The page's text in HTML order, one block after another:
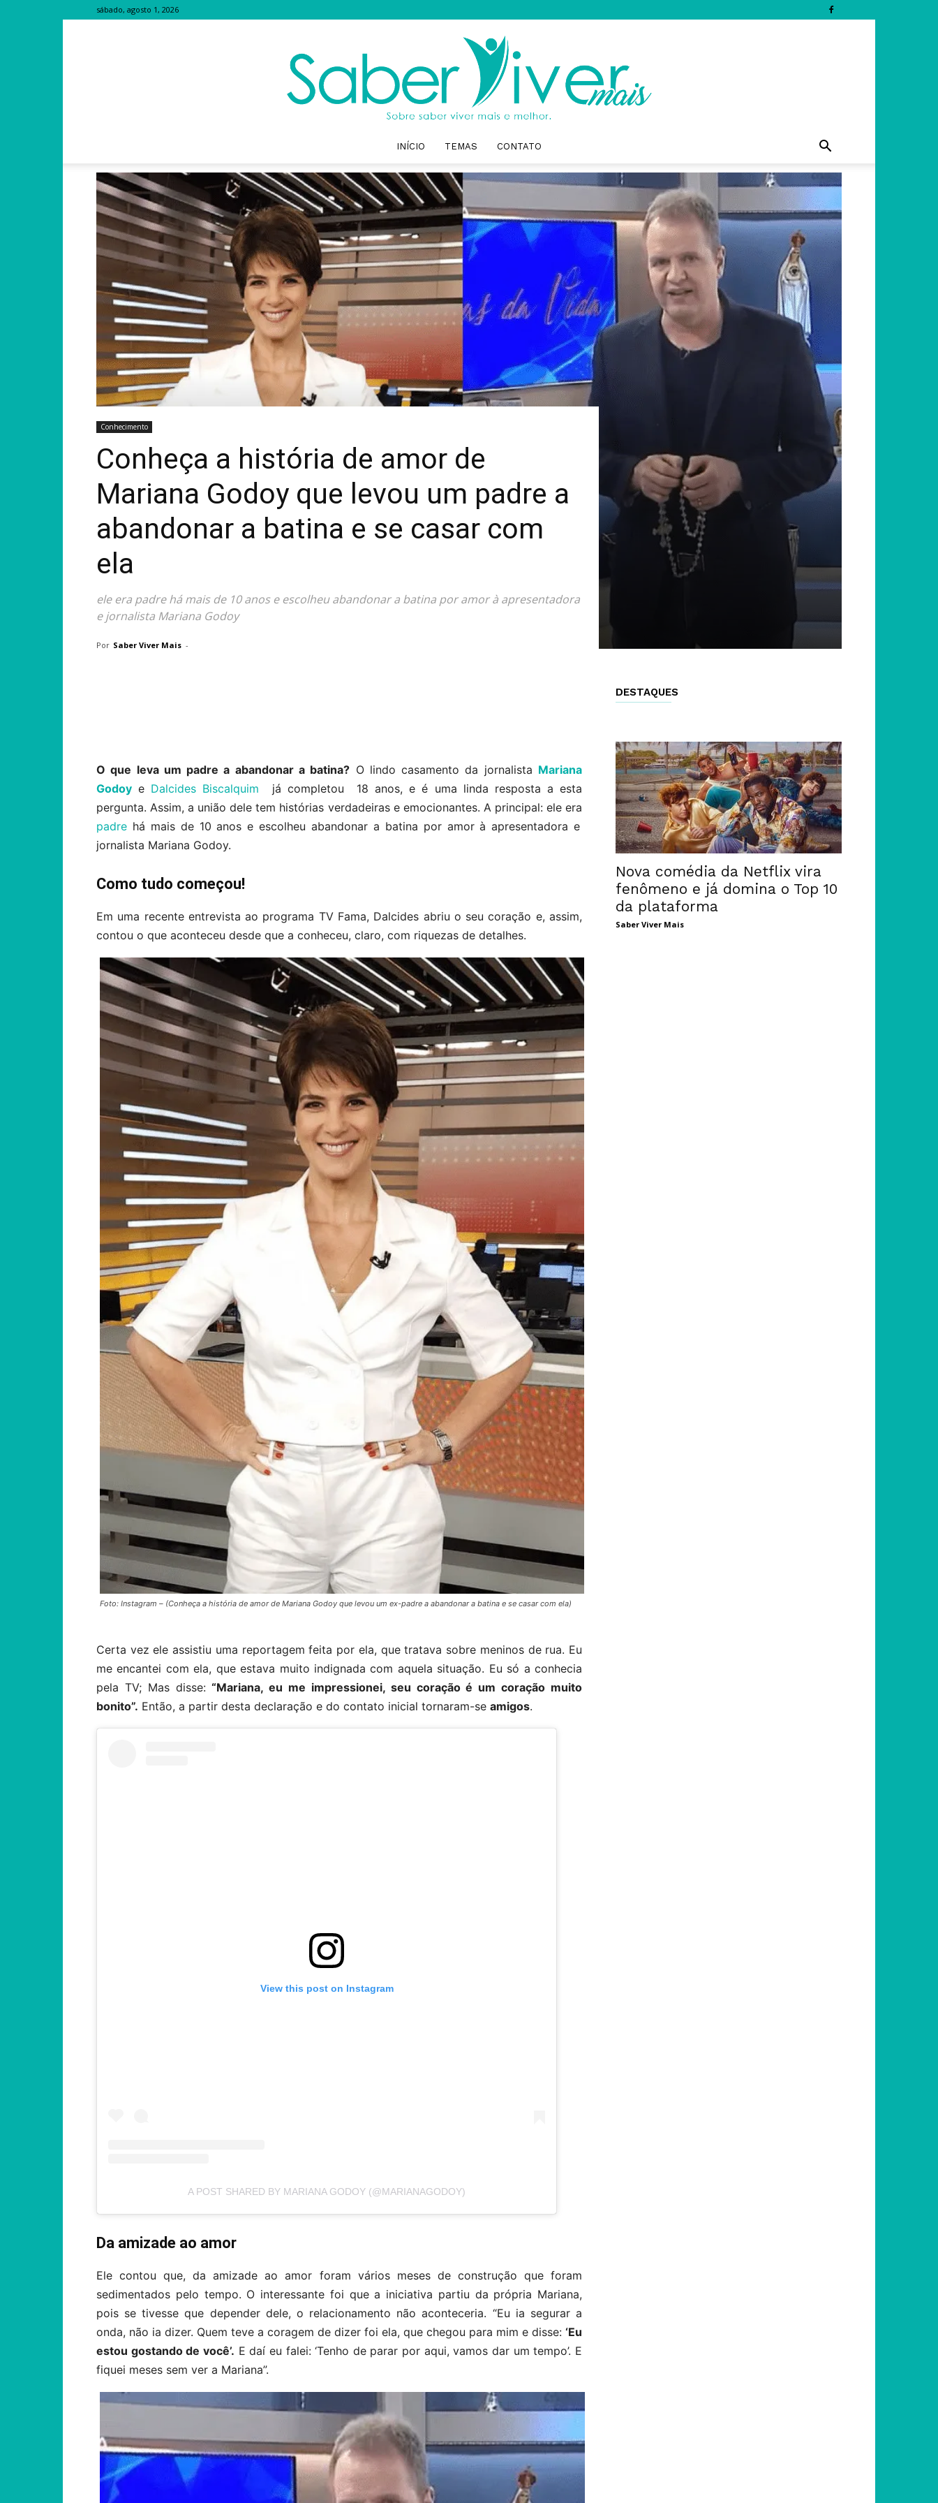
sábado, agosto 1, 2026
Saber
Viver
INÍCIO TEMAS CONTATO
Conhecimento
Conheça a história de amor de
Mariana Godoy que levou um padre a
abandonar a batina e se casar com
ela
ele era padre há mais de 10 anos e escolheu abandonar a batina por amor à apresentadora
e jornalista Mariana Godoy
Por Saber Viver Mais -
O que leva um padre a abandonar a batina? O lindo casamento da jornalista Mariana
Godoy e Dalcides Biscalquim já completou 18 anos, e é uma linda resposta a esta
pergunta. Assim, a união dele tem histórias verdadeiras e emocionantes. A principal: ele era
padre há mais de 10 anos e escolheu abandonar a batina por amor à apresentadora e
jornalista Mariana Godoy.
Como tudo começou!
Em uma recente entrevista ao programa TV Fama, Dalcides abriu o seu coração e, assim,
contou o que aconteceu desde que a conheceu, claro, com riquezas de detalhes.
Foto: Instagram – (Conheça a história de amor de Mariana Godoy que levou um ex-padre a abandonar a batina e se casar com ela)
Certa vez ele assistiu uma reportagem feita por ela, que tratava sobre meninos de rua. Eu
me encantei com ela, que estava muito indignada com aquela situação. Eu só a conhecia
pela TV; Mas disse:“Mariana, eu me impressionei, seu coração é um coração muito
bonito”. Então, a partir desta declaração e do contato inicial tornaram-se amigos.
View this post on Instagram
A POST SHARED BY MARIANA GODOY (@MARIANAGODOY)
Da amizade ao amor
Ele contou que, da amizade ao amor foram vários meses de construção que foram
sedimentados pelo tempo. O interessante foi que a iniciativa partiu da própria Mariana,
pois se tivesse que depender dele, o relacionamento não aconteceria. “Eu ia segurar a
onda, não ia dizer. Quem teve a coragem de dizer foi ela, que chegou para mim e disse: ‘Eu
estou gostando de você’. E daí eu falei: ‘Tenho de parar por aqui, vamos dar um tempo’. E
fiquei meses sem ver a Mariana”.
DESTAQUES
Nova comédia da Netflix vira
fenômeno e já domina o Top 10
da plataforma
Saber Viver Mais